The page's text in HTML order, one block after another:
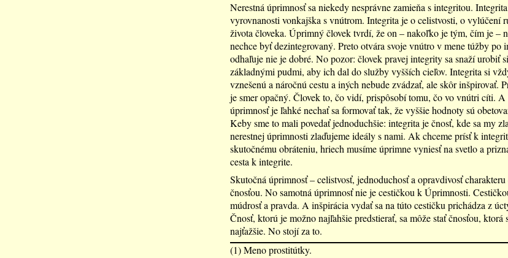
Nerestná úprimnosť sa niekedy nesprávne zamieňa s integritou.
vyrovnanosti vonkajška s vnútrom. Integrita je o celistvosti, o vylúčení
života človeka. Úprimný človek tvrdí, že on – nakoľko je tým, čím je –
nechce byť dezintegrovaný. Preto otvára svoje vnútro v mene túžby po
odhaľuje nie je dobré. No pozor: človek pravej integrity sa snaží urobiť
základnými pudmi, aby ich dal do služby vyšších cieľov. Integrita si
vznešenú a náročnú cestu a iných nebude zvádzať, ale skôr inšpirovať.
je smer opačný. Človek to, čo vidí, prispôsobí tomu, čo vo vnútri cíti. A
úprimnosť je ľahké nechať sa formovať tak, že vyššie hodnoty sú
Keby sme to mali povedať jednoduchšie: integrita je čnosť, kde sa my
nerestnej úprimnosti zlaďujeme ideály s nami. Ak chceme prísť k
skutočnému obráteniu, hriech musíme úprimne vyniesť na svetlo a
cesta k integrite.
Skutočná úprimnosť – celistvosť, jednoduchosť a opravdivosť
čnosťou. No samotná úprimnosť nie je cestičkou k Úprimnosti.
múdrosť a pravda. A inšpirácia vydať sa na túto cestičku prichádza z
Čnosť, ktorú je možno najľahšie predstierať, sa môže stať čnosťou, ktorá
najťažšie. No stojí za to.
(1) Meno prostitútky.